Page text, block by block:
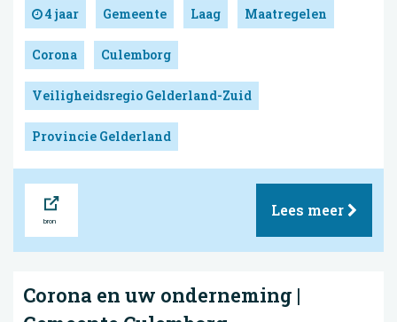
4 jaar Gemeente Laag Maatregelen
Corona Culemborg
Veiligheidsregio Gelderland-Zuid
Provincie Gelderland
Lees meer
Corona en uw onderneming |